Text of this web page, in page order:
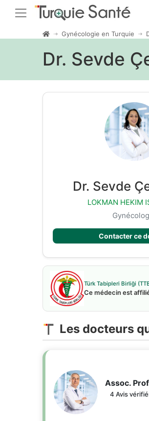
Gynécologie en Turquie
Dr. Sevde
Dr. Sevde
LOKMAN HEKIM
Contacter ce
Türk Tabipleri Birliği
Ce médecin est
Les docteurs
Assoc.
4 Avis